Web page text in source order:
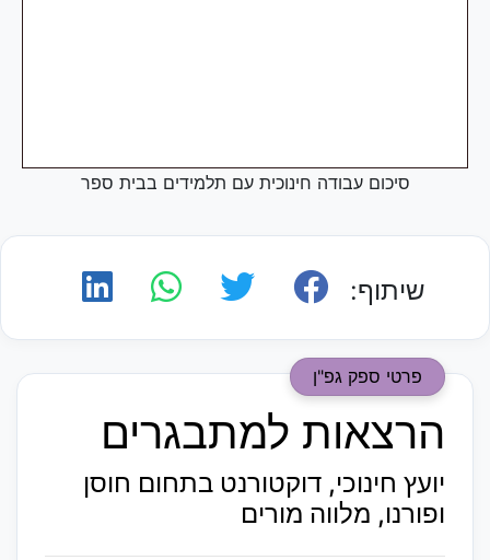
סיכום עבודה חינוכית עם תלמידים בבית ספר
שיתוף:
פרטי ספק גפ"ן
הרצאות למתבגרים
יועץ חינוכי, דוקטורנט בתחום חוסן
ופורנו, מלווה מורים